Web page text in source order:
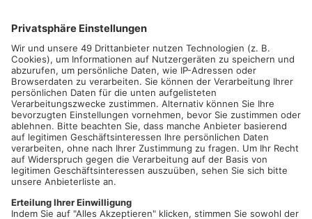
Herausragende Einschaltquoten für Radio Primavera: Das
zeigen die Ergebnisse der Funkanalyse Bayern, die jetzt
veröffentlicht wurden.
Wir sagen Danke an 355.000 Menschen, die sich hier in der
Region regelmäßig für die Programme aus dem Funkhaus
Aschaffenburg entscheiden.
Die aktuellen Zahlen wurden heute auf den Lokalrundfunktagen
in Nürnberg vorgestellt. Hier wurde die redaktionelle Arbeit
des Funkhauses auch mit dem Hörfunkpreis ausgezeichnet -
für die Berichterstattung zum Abschiebe-Drama um die Familie
Mbaeri aus Haibach.